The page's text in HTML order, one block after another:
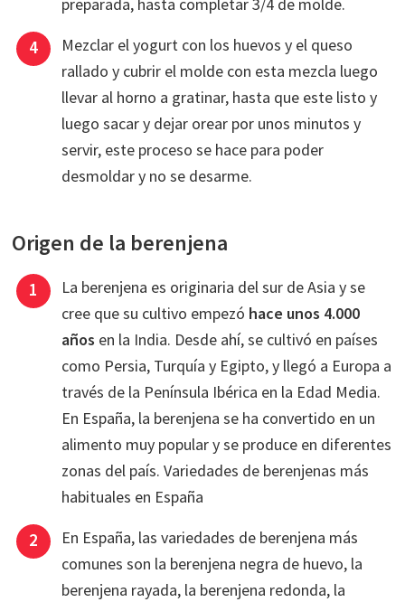
Mezclar el yogurt con los huevos y el queso
rallado y cubrir el molde con esta mezcla luego
llevar al horno a gratinar, hasta que este listo y
luego sacar y dejar orear por unos minutos y
servir, este proceso se hace para poder
desmoldar y no se desarme.
Origen de la berenjena
La berenjena es originaria del sur de Asia y se
cree que su cultivo empezó hace unos 4.000
años en la India. Desde ahí, se cultivó en países
como Persia, Turquía y Egipto, y llegó a Europa a
través de la Península Ibérica en la Edad Media.
En España, la berenjena se ha convertido en un
alimento muy popular y se produce en diferentes
zonas del país. Variedades de berenjenas más
habituales en España
En España, las variedades de berenjena más
comunes son la berenjena negra de huevo, la
berenjena rayada, la berenjena redonda, la